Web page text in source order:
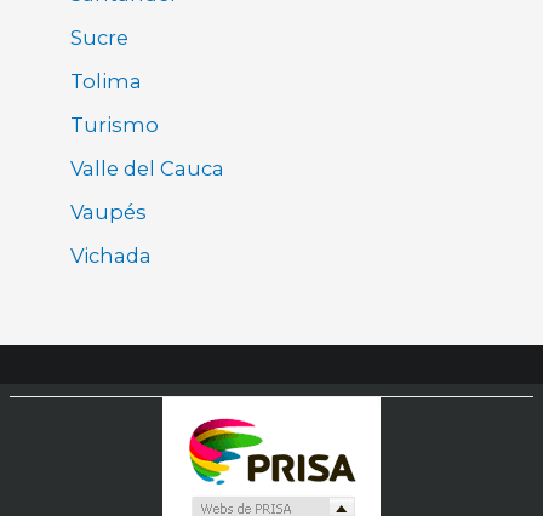
Sucre
Tolima
Turismo
Valle del Cauca
Vaupés
Vichada